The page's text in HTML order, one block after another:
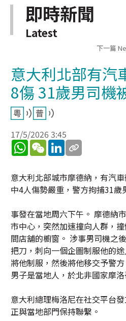
即時新聞
Latest
下一篇
意大利北部有汽
8傷 31歲男司機
17/5/2026 3:45
WhatsApp
WeChatLinkedIn
意大利北部城市摩德納，有汽
中4人傷勢嚴重，警方拘捕31歲
事發在當地周六下午。 摩德納
市中心，突然加速撞向人群，
間店舖的櫥窗。 涉事男司機之
把刀，刺向一個企圖制服他的
將他制服，然後將他移交予警
男子是當地人，於北非國家摩
意大利總理梅洛尼在社交平台
正與當地部門保持聯繫。